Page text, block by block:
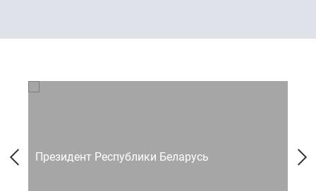
Президент Республики Беларусь